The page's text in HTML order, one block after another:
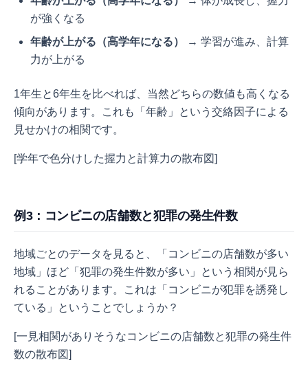
が強くなる
年齢が上がる（高学年になる）
→ 学習が進み、計算
力が上がる
1年生と6年生を比べれば、当然どちらの数値も高くなる
傾向があります。これも「年齢」という交絡因子による
見せかけの相関です。
[学年で色分けした握力と計算力の散布図]
例3：コンビニの店舗数と犯罪の発生件数
地域ごとのデータを見ると、「コンビニの店舗数が多い
地域」ほど「犯罪の発生件数が多い」という相関が見ら
れることがあります。これは「コンビニが犯罪を誘発し
ている」ということでしょうか？
[一見相関がありそうなコンビニの店舗数と犯罪の発生件
数の散布図]